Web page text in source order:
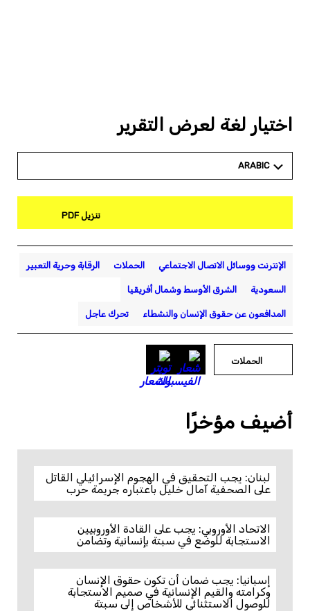
اختيار لغة لعرض التقرير
ARABIC
تنزيل PDF
الإنترنت ووسائل الاتصال الاجتماعي الحملات الرقابة وحرية التعبير
السعودية الشرق الأوسط وشمال أفريقيا
المدافعون عن حقوق الإنسان والنشطاء تحرك عاجل
الحملات
أضيف مؤخرًا
لبنان: يجب التحقيق في الهجوم الإسرائيلي القاتل
على الصحفية آمال خليل باعتباره جريمة حرب
الاتحاد الأوروبي: يجب على القادة الأوروبيين
الاستجابة للوضع في سبتة بإنسانية وتضامن
إسبانيا: يجب ضمان أن تكون حقوق الإنسان
وكرامته والقيم الإنسانية في صميم الاستجابة
للوصول الاستثنائي للأشخاص إلى سبتة